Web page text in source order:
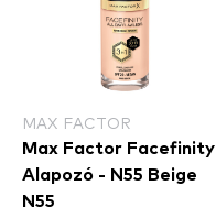
MAX FACTOR
Max Factor Facefinity
Alapozó - N55 Beige
N55